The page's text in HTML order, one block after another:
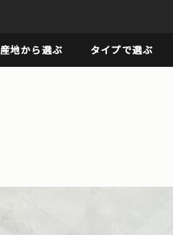
産地から選ぶ タイプで選ぶ